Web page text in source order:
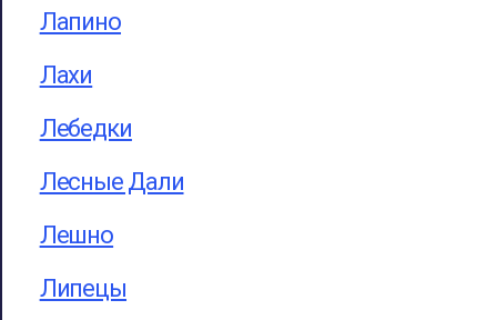
Лапино
Лахи
Лебедки
Лесные Дали
Лешно
Липецы